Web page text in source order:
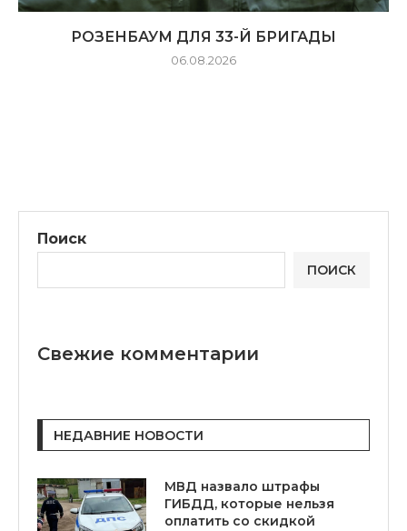
РОЗЕНБАУМ ДЛЯ 33-Й БРИГАДЫ
06.08.2026
Поиск
ПОИСК
Свежие комментарии
НЕДАВНИЕ НОВОСТИ
МВД назвало штрафы
ГИБДД, которые нельзя
оплатить со скидкой